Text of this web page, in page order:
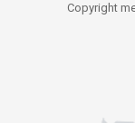
Copyright